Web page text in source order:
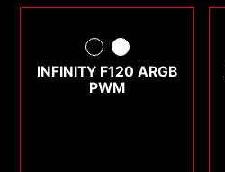
INFINITY F120 ARGB
PWM